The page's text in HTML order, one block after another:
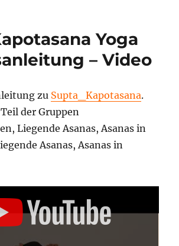
Anleitung
Yoga
– Video
zu Supta_Kapotasana.
der Gruppen
Liegende Asanas, Asanas in
Asanas, Asanas in